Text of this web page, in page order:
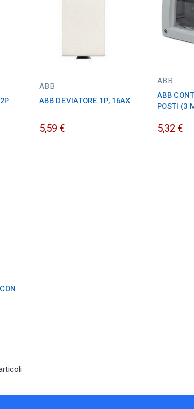
ABB
ABB DEVIATORE 1P, 16AX
5,59 €
ABB
ABB
POSTI (3
5,32 €